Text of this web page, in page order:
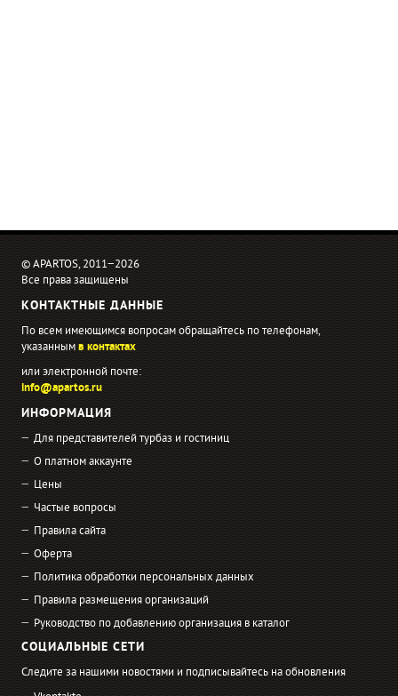
© APARTOS, 2011−2026
Все права защищены
КОНТАКТНЫЕ ДАННЫЕ
По всем имеющимся вопросам обращайтесь по телефонам,
указаннымв контактах
или электронной почте:
info@apartos.ru
ИНФОРМАЦИЯ
Для представителей турбаз и гостиниц
О платном аккаунте
Цены
Частые вопросы
Правила сайта
Оферта
Политика обработки персональных данных
Правила размещения организаций
Руководство по добавлению организация в каталог
СОЦИАЛЬНЫЕ СЕТИ
Следите за нашими новостями и подписывайтесь на обновления